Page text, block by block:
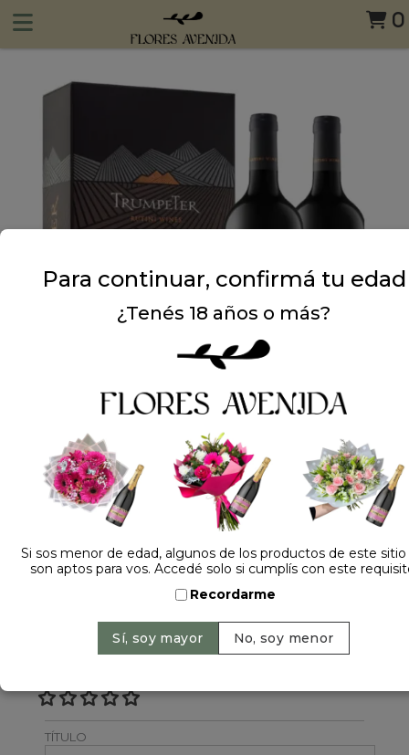
0
Dejá tu opinión
NOMBRE
TÍTULO
Para continuar, confirmá tu edad
¿Tenés 18 años o más?
Si sos menor de edad, algunos de los productos de este
son aptos para vos. Accedé solo si cumplís con este
Recordarme